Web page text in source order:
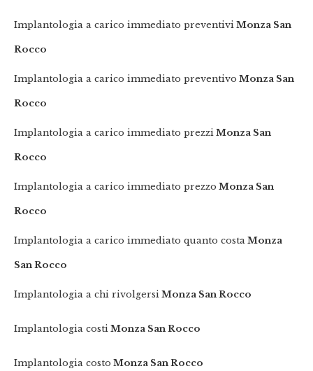
Implantologia a carico immediato preventivi Monza San
Rocco
Implantologia a carico immediato preventivo Monza San
Rocco
Implantologia a carico immediato prezzi Monza San
Rocco
Implantologia a carico immediato prezzo Monza San
Rocco
Implantologia a carico immediato quanto costa Monza
San Rocco
Implantologia a chi rivolgersi Monza San Rocco
Implantologia costi Monza San Rocco
Implantologia costo Monza San Rocco